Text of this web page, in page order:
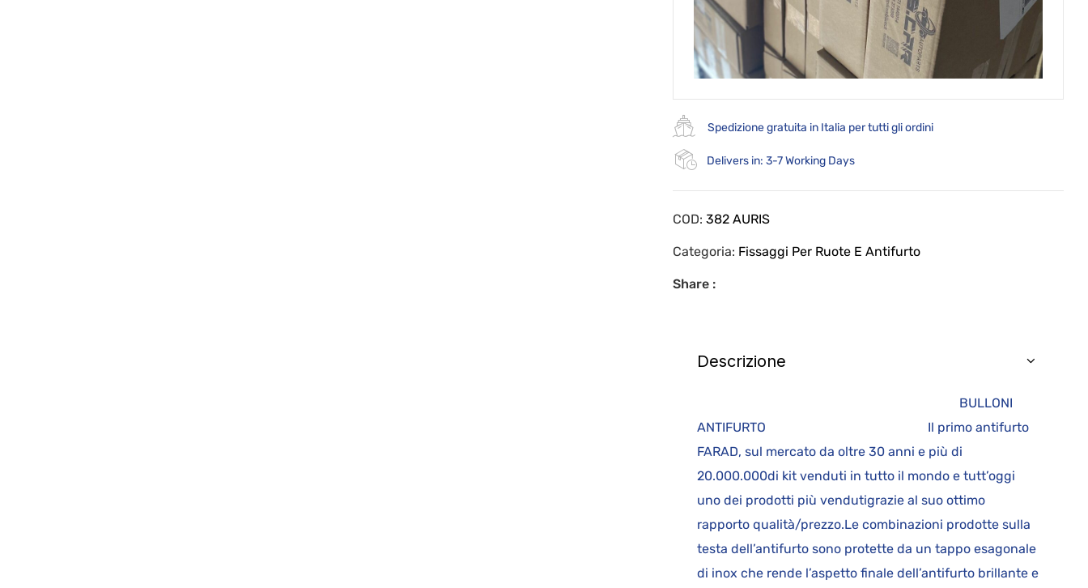
Spedizione gratuita in Italia per tutti gli ordini
Delivers in: 3-7 Working Days
COD:382 AURIS
Categoria: Fissaggi Per Ruote E Antifurto
Share :
Descrizione
BULLONI
ANTIFURTO Il primo antifurto
FARAD, sul mercato da oltre 30 anni e più di
20.000.000di kit venduti in tutto il mondo e tutt’oggi
uno dei prodotti più vendutigrazie al suo ottimo
rapporto qualità/prezzo.Le combinazioni prodotte sulla
testa dell’antifurto sono protette da un tappo esagonale
di inox che rende l’aspetto finale dell’antifurto brillante e